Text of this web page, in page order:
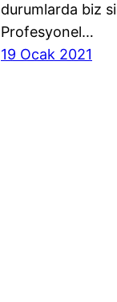
durumlarda biz
Profesyonel…
19 Ocak 2021